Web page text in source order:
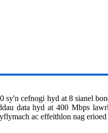
cefnogi hyd at 8 sianel
data hyd at 400 Mbps
ac effeithlon nag erioed